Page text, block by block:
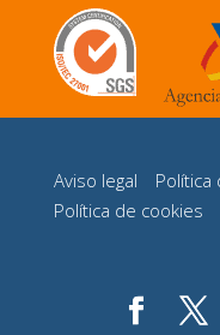
Aviso legal
Política
Política de cookies